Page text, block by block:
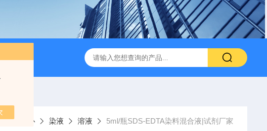
48t/96t国产ELISA试剂盒,免费代测
产品中心 染液 溶液 5ml/瓶SDS-EDTA染料混合液|试剂厂家